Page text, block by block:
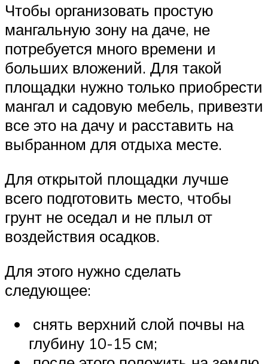
Чтобы организовать простую
мангальную зону на даче, не
потребуется много времени и
больших вложений. Для такой
площадки нужно только приобрести
мангал и садовую мебель, привезти
все это на дачу и расставить на
выбранном для отдыха месте.
Для открытой площадки лучше
всего подготовить место, чтобы
грунт не оседал и не плыл от
воздействия осадков.
Для этого нужно сделать
следующее:
снять верхний слой почвы на
глубину 10-15 см;